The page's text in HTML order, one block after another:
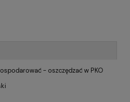
- oszczędzać w PKO